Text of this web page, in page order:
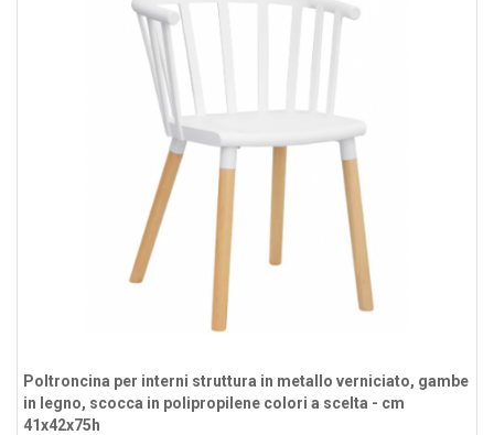
Poltroncina per interni struttura in metallo verniciato, gambe
in legno, scocca in polipropilene colori a scelta - cm
41x42x75h